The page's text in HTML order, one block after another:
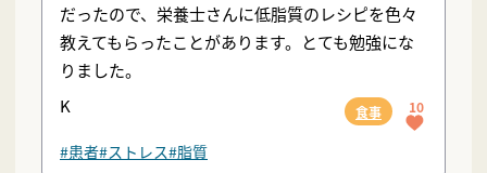
だったので、栄養士さんに低脂質のレシピを色々
教えてもらったことがあります。とても勉強にな
りました。
K
食事 10
#患者#ストレス#脂質